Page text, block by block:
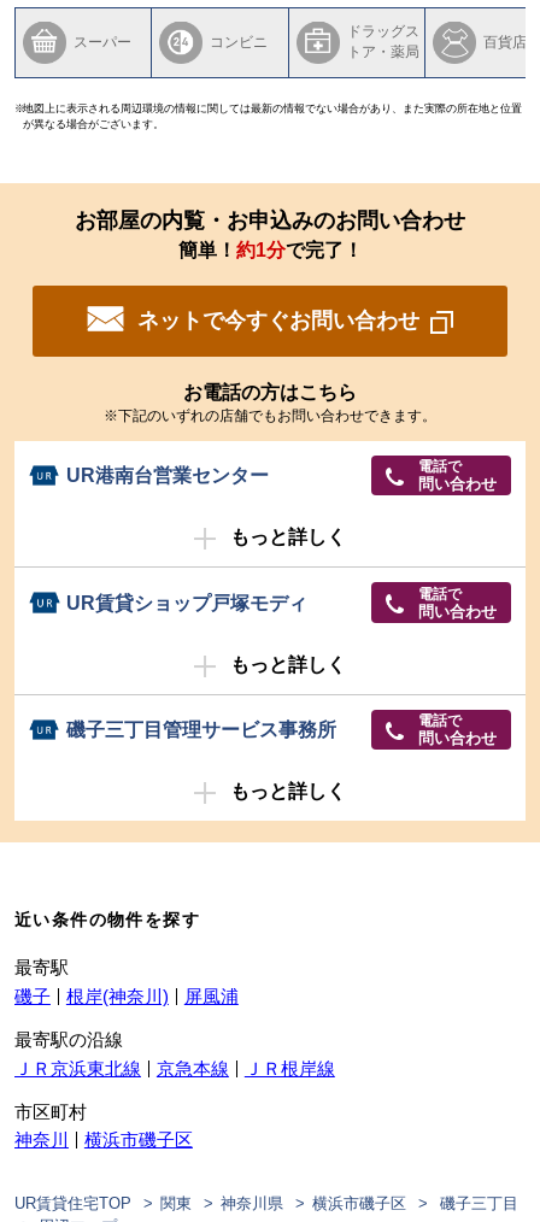
スーパー コンビニ
ドラッグス
トア・薬局
百貨店
地図上に表示される周辺環境の情報に関しては最新の情報でない場合があり、また実際の所在地と位置
が異なる場合がございます。
お部屋の内覧・お申込みのお問い合わせ
簡単！ 約1分で完了！
ネットで今すぐお問い合わせ
お電話の方はこちら
※下記のいずれの店舗でもお問い合わせできます。
UR港南台営業センター 電話で
問い合わせ
もっと詳しく
UR賃貸ショップ戸塚モディ 電話で
問い合わせ
もっと詳しく
磯子三丁目管理サービス事務所 電話で
問い合わせ
もっと詳しく
近い条件の物件を探す
最寄駅
磯子
根岸(神奈川) 屏風浦
最寄駅の沿線
ＪＲ京浜東北線
京急本線 ＪＲ根岸線
市区町村
神奈川
横浜市磯子区
UR賃貸住宅TOP 関東 神奈川県 横浜市磯子区
磯子三丁目